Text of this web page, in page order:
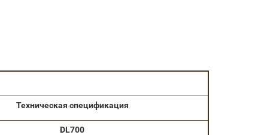
Техническая спецификация
DL700